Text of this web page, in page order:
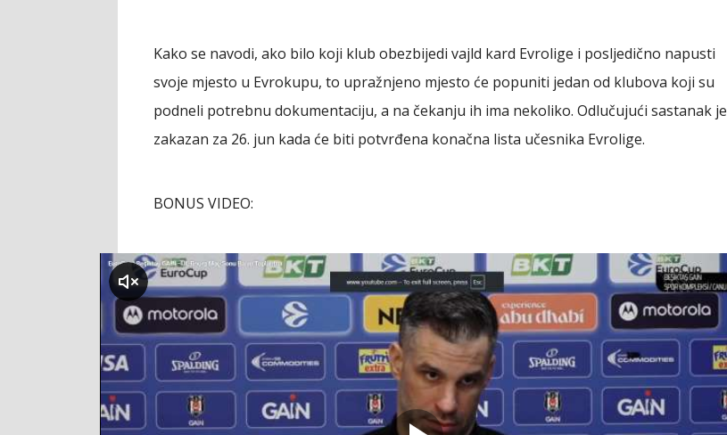
Kako se navodi, ako bilo koji klub obezbijedi vajld kard Evrolige i posljedično napusti
svoje mjesto u Evrokupu, to upražnjeno mjesto će popuniti jedan od klubova koji su
podneli potrebnu dokumentaciju, a na čekanju ih ima nekoliko. Odlučujući sastanak je
zakazan za 26. jun kada će biti potvrđena konačna lista učesnika Evrolige.
BONUS VIDEO:
klikni za zvuk